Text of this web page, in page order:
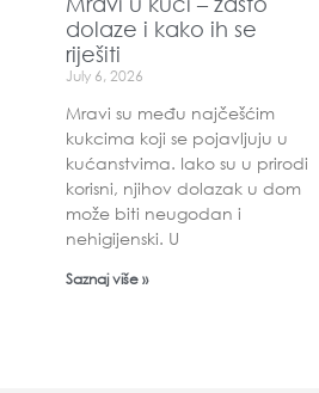
dolaze i kako ih se
riješiti
July 6, 2026
Mravi su među najčešćim
kukcima koji se pojavljuju u
kućanstvima. Iako su u prirodi
korisni, njihov dolazak u dom
može biti neugodan i
nehigijenski. U
Saznaj više »